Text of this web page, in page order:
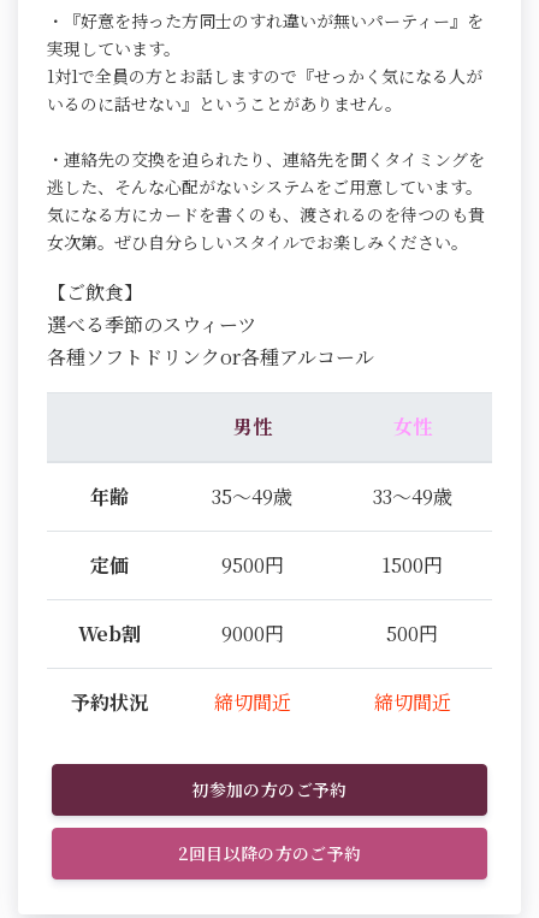
・『好意を持った方同士のすれ違いが無いパーティー』を
実現しています。
1対1で全員の方とお話しますので『せっかく気になる人が
いるのに話せない』ということがありません。
・連絡先の交換を迫られたり、連絡先を聞くタイミングを
逃した、そんな心配がないシステムをご用意しています。
気になる方にカードを書くのも、渡されるのを待つのも貴
女次第。ぜひ自分らしいスタイルでお楽しみください。
【ご飲食】
選べる季節のスウィーツ
各種ソフトドリンクor各種アルコール
男性 女性
年齢 35～49歳 33～49歳
定価 9500円 1500円
Web割 9000円 500円
予約状況 締切間近 締切間近
初参加の方のご予約
2回目以降の方のご予約